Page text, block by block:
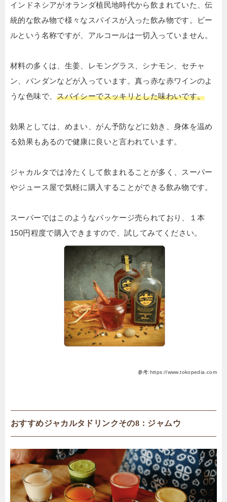
インドネシアがオランダ植民地時代から飲まれていた、伝
統的な飲み物で様々なスパイスが入った飲み物です。ビー
ルという名称ですが、アルコールは一切入っていません。
材料の多くは、生姜、レモングラス、シナモン、 セチャ
ン、 パンダンなどが入っています。真っ赤な赤ワインのよ
うな色味で、スパイシーでスッキリとした味わいです。
効果としては、めまい、がん予防などに効き、身体を温め
る効果もあるので健康に良いと言われています。
ジャカルタでは冷たくして飲まれることが多く、スーパー
やジュース屋で気軽に購入することができる飲み物です。
スーパーではこのようなパッケージ売られており、１本
150円程度で購入できますので、試してみてください。
参考:https://www.tokopedia.com
おすすめジャカルタドリンクその8：ジャムウ